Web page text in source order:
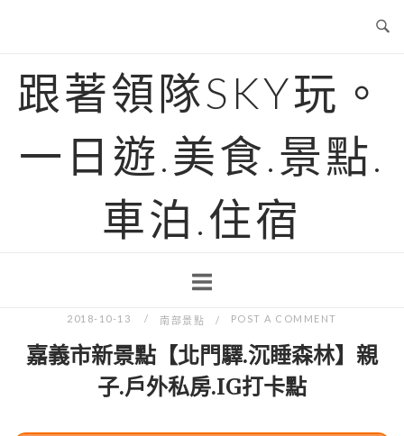
跟著領隊SKY玩。
一日遊.美食.景點.
車泊.住宿
2018-10-13 南部景點 POST A COMMENT
嘉義市新景點【北門驛.沉睡森林】親
子.戶外私房.IG打卡點